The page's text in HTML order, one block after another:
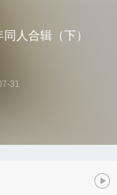
人合辑（下）
31